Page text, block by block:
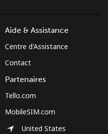
Aide & Assistance
Centre d'Assistance
Contact
Partenaires
Tello.com
MobileSIM.com
United States